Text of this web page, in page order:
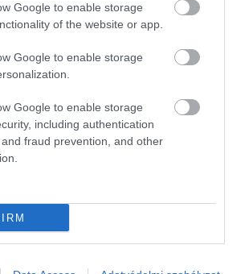
Google to enable storage
of the website or app.
Google to enable storage
Google to enable storage
including authentication
fraud prevention, and other
súlyos a vízhiány, ezért a
beavatkozásokat és a szükséges